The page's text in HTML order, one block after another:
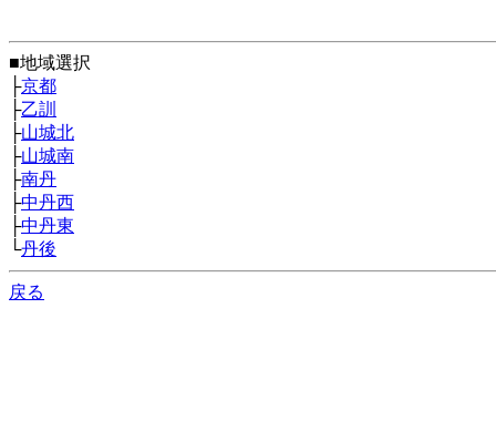
■地域選択
├京都
├乙訓
├山城北
├山城南
├南丹
├中丹西
├中丹東
└丹後
戻る